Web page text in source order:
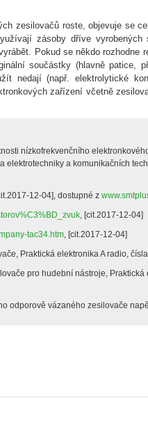
zesilovačů roste, objevuje se
zásoby dříve vyrobených
Pokud se někdo rozhodne
součástky (hlavně patice,
nedají (např. elektrolytické
zařízení včetně
nízkofrekvenčního
elektrotechniky a komunikačních
12-04], dostupné z
, [cit.2017-12-04]
tac34.htm, [cit.2017-12-04]
Praktická elektronika A radio,
pro hudební nástroje, Praktická
odporově vázaného zesilovače